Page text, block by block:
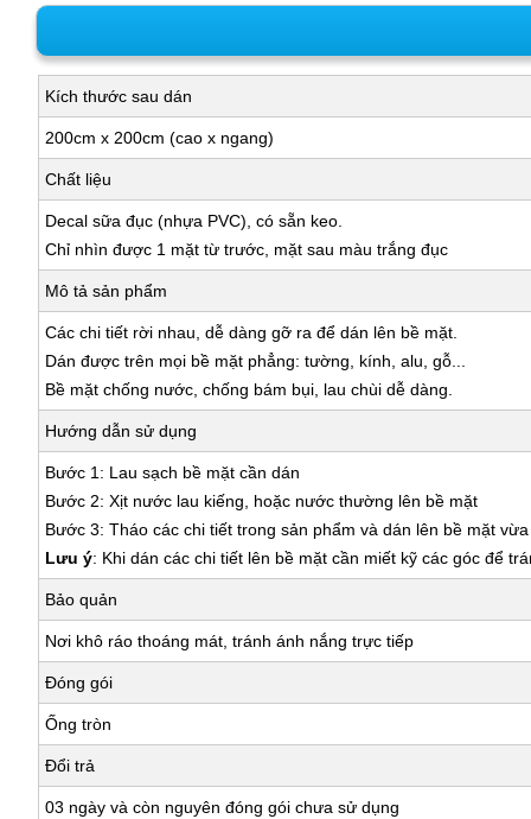
Kích thước sau dán
200cm x 200cm (cao x ngang)
Chất liệu
Decal sữa đục (nhựa PVC), có sẵn keo.
Chỉ nhìn được 1 mặt từ trước, mặt sau màu trắng đục
Mô tả sản phẩm
Các chi tiết rời nhau, dễ dàng gỡ ra để dán lên bề mặt.
Dán được trên mọi bề mặt phẳng: tường, kính, alu, gỗ...
Bề mặt chống nước, chống bám bụi, lau chùi dễ dàng.
Hướng dẫn sử dụng
Bước 1: Lau sạch bề mặt cần dán
Bước 2: Xịt nước lau kiếng, hoặc nước thường lên bề mặt
Bước 3: Tháo các chi tiết trong sản phẩm và dán lên bề mặt
Lưu ý: Khi dán các chi tiết lên bề mặt cần miết kỹ các góc để
Bảo quản
Nơi khô ráo thoáng mát, tránh ánh nắng trực tiếp
Đóng gói
Ống tròn
Đổi trả
03 ngày và còn nguyên đóng gói chưa sử dụng